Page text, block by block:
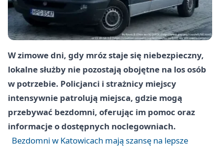
W zimowe dni, gdy mróz staje się niebezpieczny,
lokalne służby nie pozostają obojętne na los osób
w potrzebie. Policjanci i strażnicy miejscy
intensywnie patrolują miejsca, gdzie mogą
przebywać bezdomni, oferując im pomoc oraz
informacje o dostępnych noclegowniach.
Bezdomni w Katowicach mają szansę na lepsze